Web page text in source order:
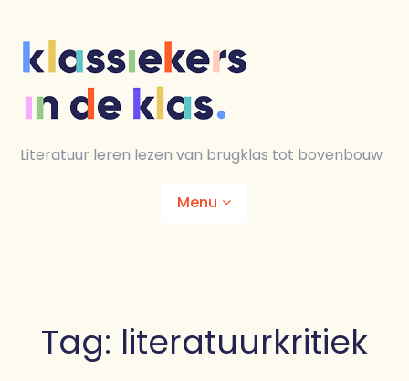
content
Literatuur leren lezen van brugklas tot bovenbouw
Menu
Lesmaterialen
Tag: literatuurkritiek